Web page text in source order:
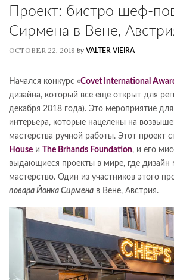
Проект: бистро шеф-
Сирмена в Вене,
OCTOBER 22, 2018 by VALTER VIEIRA
Начался конкурс «Covet International
дизайна, который все еще открыт для
декабря 2018 года). Это мероприятие
интерьера, которые нацелены на
мастерства ручной работы. Этот проект
House и The Brhands Foundation, и его
выдающиеся проекты в мире, где дизайн
мастерство. Один из участников этого
повара Йонка Сирмена в Вене, Австрия.